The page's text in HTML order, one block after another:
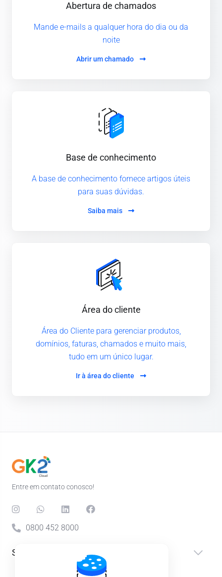
Abertura de chamados
Mande e-mails a qualquer hora do dia ou da
noite
Abrir um chamado
Base de conhecimento
A base de conhecimento fornece artigos úteis
para suas dúvidas.
Saiba mais
Área do cliente
Área do Cliente para gerenciar produtos,
domínios, faturas, chamados e muito mais,
tudo em um único lugar.
Ir à área do cliente
Entre em contato conosco!
0800 452 8000
Serviços